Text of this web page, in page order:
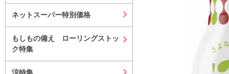
ネットスーパー特別価格
もしもの備え ローリングストッ
ク特集